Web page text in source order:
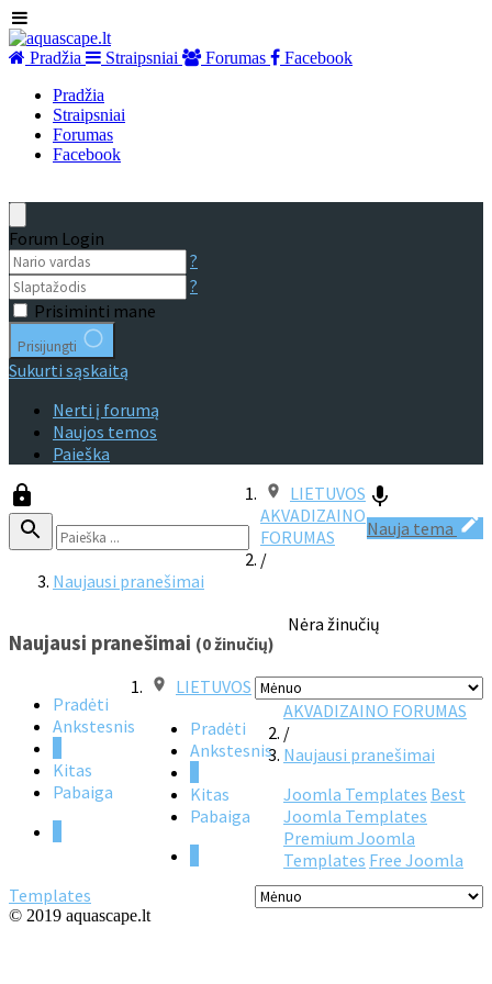
Pradžia Straipsniai Forumas
Facebook
Pradžia
Straipsniai
Forumas
Facebook
Forum Login
?
?
Prisiminti mane
Prisijungti
Sukurti sąskaitą
Nerti į forumą
Naujos temos
Paieška
Nauja tema
LIETUVOS
AKVADIZAINO
FORUMAS
/
Naujausi pranešimai
Naujausi pranešimai (0 žinučių)
Pradėti
Ankstesnis
Kitas
Pabaiga
Nėra žinučių
Pradėti
Ankstesnis
Kitas
Pabaiga
LIETUVOS
AKVADIZAINO FORUMAS
/
Naujausi pranešimai
Joomla Templates Best
Joomla Templates
Premium Joomla
Templates Free Joomla
Templates
© 2019 aquascape.lt